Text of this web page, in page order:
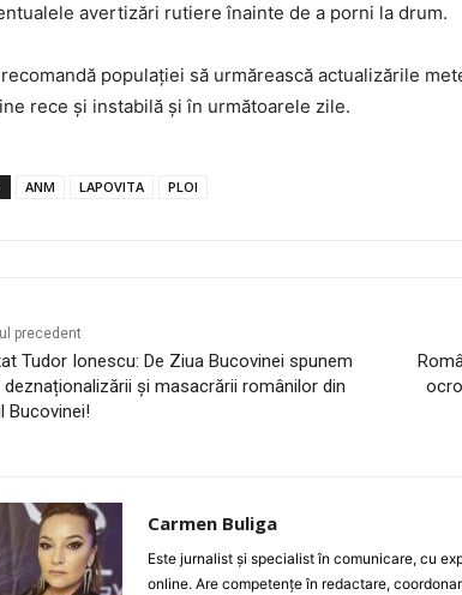
avertizări rutiere înainte de a porni la drum.
populației să urmărească actualizările
rece și instabilă și în următoarele zile.
ANM LAPOVITA PLOI
precedent
Tudor Ionescu: De Ziua Bucovinei spunem
deznaționalizării și masacrării românilor din
Bucovinei!
Carmen Buliga
Este jurnalist și specialist în comunicare, cu
online. Are competențe în redactare,